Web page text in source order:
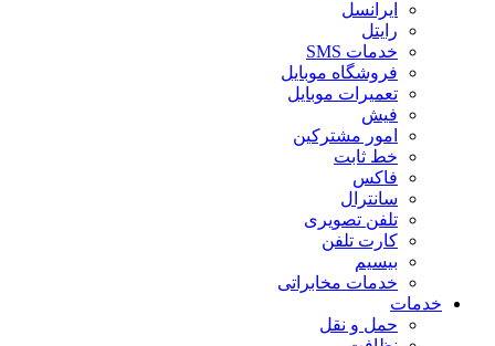
ایرانسل
رایتل
خدمات SMS
فروشگاه موبایل
تعمیرات موبایل
فیش
امور مشترکین
خط ثابت
فاکس
سانترال
تلفن تصویری
کارت تلفن
بیسیم
خدمات مخابراتی
خدمات
حمل و نقل